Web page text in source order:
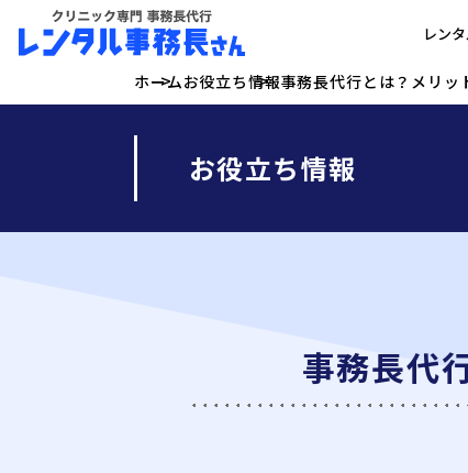
レン
ホームお役立ち情報事務長代行とは？メリッ
お役立ち情報
事務長代